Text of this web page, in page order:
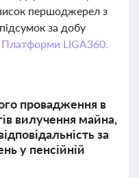
першоджерел з
за добу
Платформи LIGA360.
провадження в
вилучення майна,
за
у пенсійній